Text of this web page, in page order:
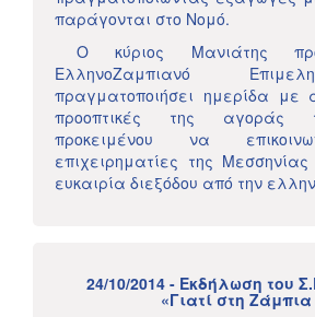
παράγονται στο Νομό.
Ο κύριος Μανιάτης
ΕλληνοΖαμπιανό
πραγματοποιήσει ημερίδα με
προοπτικές της αγοράς
προκειμένου να
επιχειρηματίες της
ευκαιρία διεξόδου από την
24/10/2014 - Εκδήλωση του
«Γιατί στη Ζάμπια